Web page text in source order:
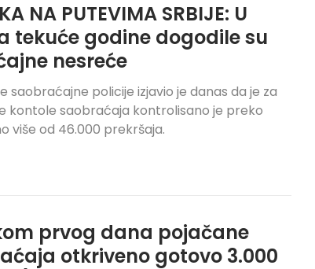
NA PUTEVIMA SRBIJE: U
tekuće godine dogodile su
nesreće
saobraćajne policije izjavio je danas da je za
kontole saobraćaja kontrolisano je preko
više od 46.000 prekršaja.
prvog dana pojačane
otkriveno gotovo 3.000